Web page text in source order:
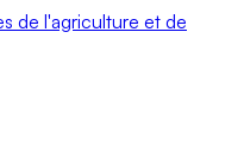
de l'agriculture et de